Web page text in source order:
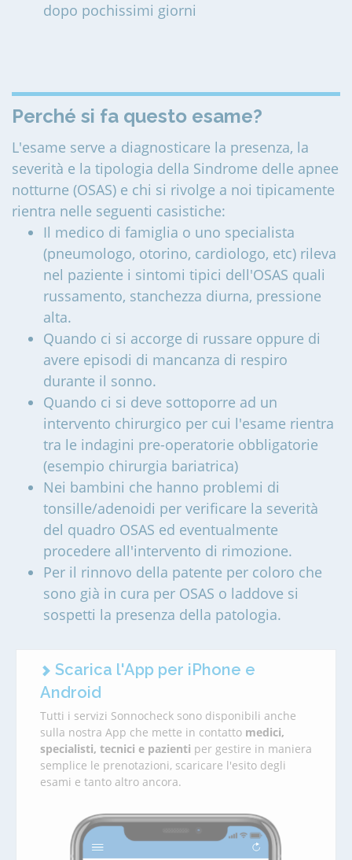
dopo pochissimi giorni
Perché si fa questo esame?
L'esame serve a diagnosticare la presenza, la
severità e la tipologia della Sindrome delle apnee
notturne (OSAS) e chi si rivolge a noi tipicamente
rientra nelle seguenti casistiche:
Il medico di famiglia o uno specialista
(pneumologo, otorino, cardiologo, etc) rileva
nel paziente i sintomi tipici dell'OSAS quali
russamento, stanchezza diurna, pressione
alta.
Quando ci si accorge di russare oppure di
avere episodi di mancanza di respiro
durante il sonno.
Quando ci si deve sottoporre ad un
intervento chirurgico per cui l'esame rientra
tra le indagini pre-operatorie obbligatorie
(esempio chirurgia bariatrica)
Nei bambini che hanno problemi di
tonsille/adenoidi per verificare la severità
del quadro OSAS ed eventualmente
procedere all'intervento di rimozione.
Per il rinnovo della patente per coloro che
sono già in cura per OSAS o laddove si
sospetti la presenza della patologia.
Scarica l'App per iPhone e
Android
Tutti i servizi Sonnocheck sono disponibili anche
sulla nostra App che mette in contatto medici,
specialisti, tecnici e pazienti per gestire in maniera
semplice le prenotazioni, scaricare l'esito degli
esami e tanto altro ancora.